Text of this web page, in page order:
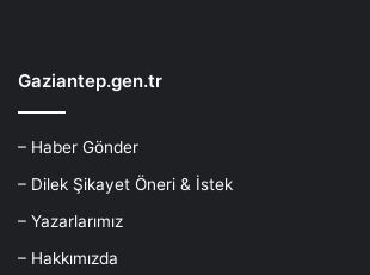
Gaziantep.gen.tr
– Haber Gönder
– Dilek Şikayet Öneri & İstek
– Yazarlarımız
– Hakkımızda